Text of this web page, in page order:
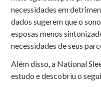
necessidades em
dados sugerem que o
esposas menos
necessidades de seus
Além disso, a National
estudo e descobriu o